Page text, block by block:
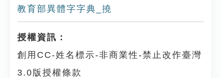
教育部異體字字典_撓
授權資訊：
創用CC-姓名標示-非商業性-禁止改作臺灣
3.0版授權條款